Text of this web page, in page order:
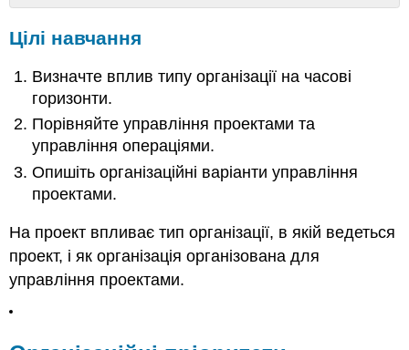
навчання
пріоритети
Управління
операціями
проти
управління
проектами
Організація
управління
проектами
Ключові
виноси
Цілі навчання
Визначте вплив типу організації на часові
горизонти.
Порівняйте управління проектами та
управління операціями.
Опишіть організаційні варіанти управління
проектами.
На проект впливає тип організації, в якій ведеться
проект, і як організація організована для
управління проектами.